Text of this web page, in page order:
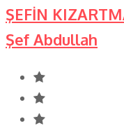
ŞEFİN
Şef Abdullah